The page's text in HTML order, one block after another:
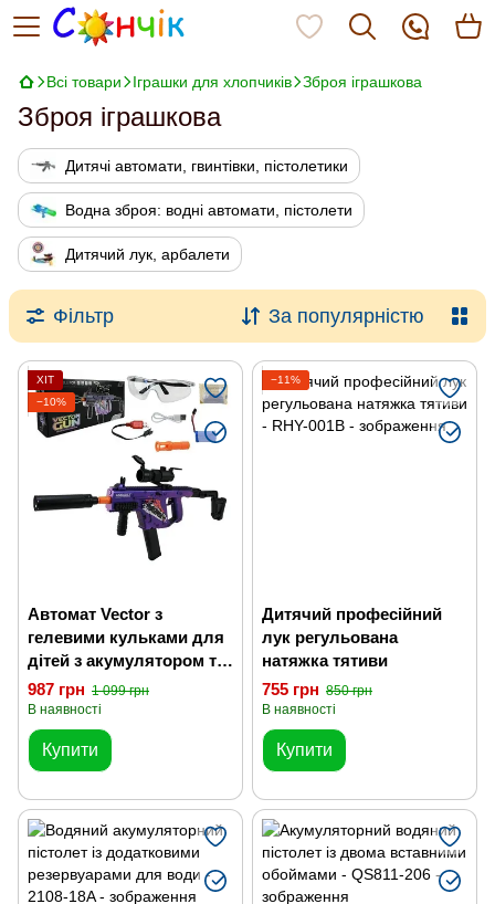
Всі товари Іграшки для хлопчиків Зброя іграшкова
Зброя іграшкова
Дитячі автомати, гвинтівки, пістолетики
Водна зброя: водні автомати, пістолети
Дитячий лук, арбалети
Фільтр За популярністю
ХІТ
−10%
Автомат Vector з
гелевими кульками для
дітей з акумулятором та
автоматичною
стрільбою
987 грн 1 099 грн
В наявності
Купити
−11%
Дитячий професійний
лук регульована
натяжка тятиви
755 грн 850 грн
В наявності
Купити